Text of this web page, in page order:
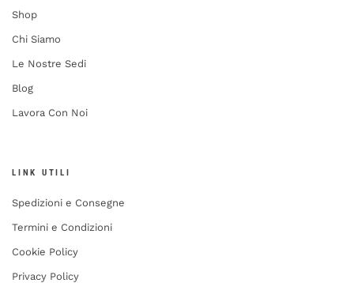
Shop
Chi Siamo
Le Nostre Sedi
Blog
Lavora Con Noi
LINK UTILI
Spedizioni e Consegne
Termini e Condizioni
Cookie Policy
Privacy Policy